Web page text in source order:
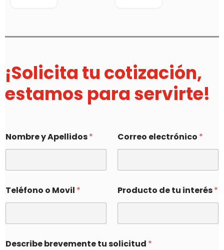
¡Solicita tu cotización,
estamos para servirte!
Nombre y Apellidos* Correo electrónico *
Teléfono o Movil * Producto de tu interés*
Describe brevemente tu solicitud *